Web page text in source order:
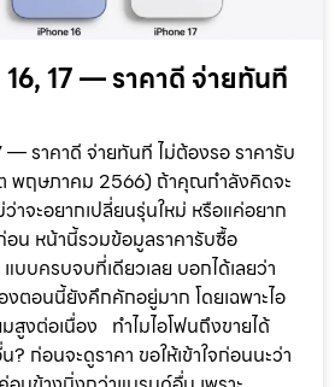
16, 17 — ราคาดี จ่ายทันที
— ราคาดี จ่ายทันที ไม่ต้องรอ ราคารับ
พฤษภาคม 2566) ถ้าคุณกำลังคิดจะ
ว่าจะอยากเปลี่ยนรุ่นใหม่ หรือแค่อยาก
อน หน้านี้รวมข้อมูลราคารับซื้อ
บบครบจบที่เดียวเลย บอกได้เลยว่า
ตอนนี้ยังคึกคักอยู่มาก โดยเฉพาะไอ
สูงต่อเนื่อง ทำไมไอโฟนถึงขายได้
ก่อนจะดูราคา ขอให้เข้าใจก่อนนะว่า